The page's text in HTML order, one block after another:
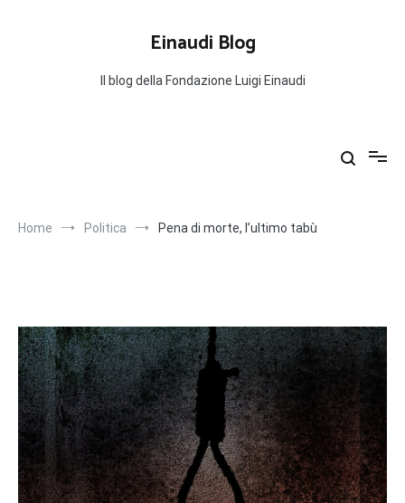
Einaudi Blog
Il blog della Fondazione Luigi Einaudi
Home Politica Pena di morte, l’ultimo tabù